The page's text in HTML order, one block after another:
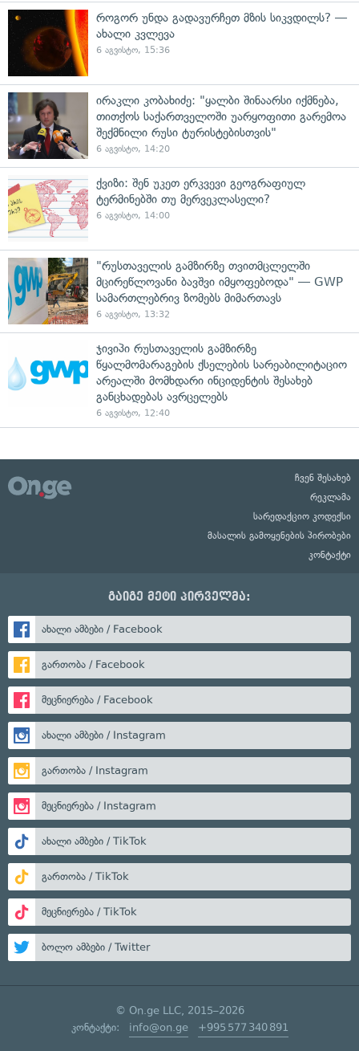
როგორ უნდა გადავურჩეთ მზის სიკვდილს? —
ახალი კვლევა
6 აგვისტო, 15:36
ირაკლი კობახიძე: "ყალბი შინაარსი იქმნება,
თითქოს საქართველოში უარყოფითი გარემოა
შექმნილი რუსი ტურისტებისთვის"
6 აგვისტო, 14:20
ქვიზი: შენ უკეთ ერკვევი გეოგრაფიულ
ტერმინებში თუ მერვეკლასელი?
6 აგვისტო, 14:00
"რუსთაველის გამზირზე თვითმცლელში
მცირეწლოვანი ბავშვი იმყოფებოდა" — GWP
სამართლებრივ ზომებს მიმართავს
6 აგვისტო, 13:32
ჯივიპი რუსთაველის გამზირზე
წყალმომარაგების ქსელების სარეაბილიტაციო
არეალში მომხდარი ინციდენტის შესახებ
განცხადებას ავრცელებს
6 აგვისტო, 12:40
ჩვენ შესახებ
რეკლამა
სარედაქციო კოდექსი
მასალის გამოყენების პირობები
კონტაქტი
გაიგე მეტი პირველმა:
ახალი ამბები / Facebook
გართობა / Facebook
მეცნიერება / Facebook
ახალი ამბები / Instagram
გართობა / Instagram
მეცნიერება / Instagram
ახალი ამბები / TikTok
გართობა / TikTok
მეცნიერება / TikTok
ბოლო ამბები / Twitter
© On.ge LLC, 2015–2026
კონტაქტი: info@on.ge +995 577 340 891